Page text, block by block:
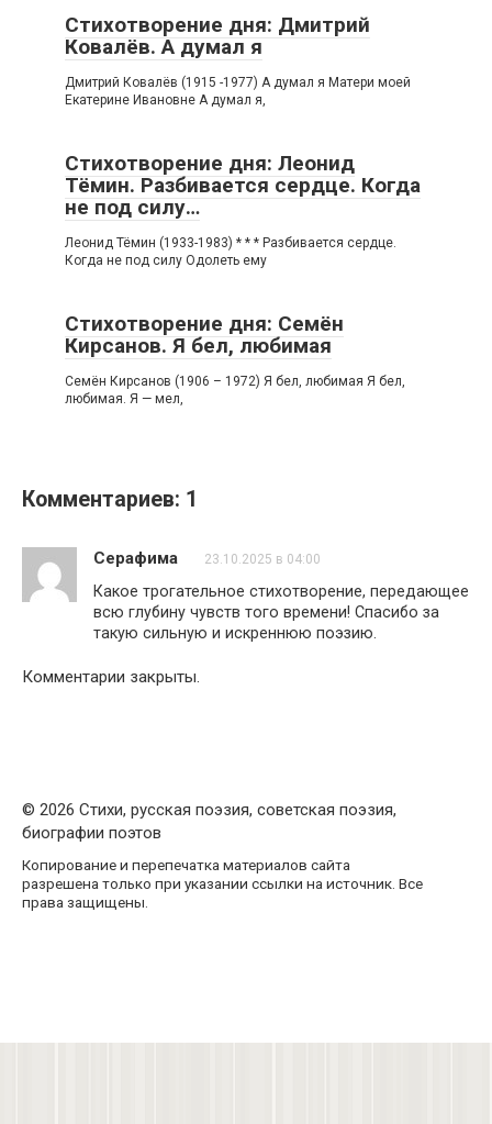
Стихотворение дня: Дмитрий
Ковалёв. А думал я
Дмитрий Ковалёв (1915 -1977) А думал я Матери моей
Екатерине Ивановне А думал я,
Стихотворение дня: Леонид
Тёмин. Разбивается сердце. Когда
не под силу…
Леонид Тёмин (1933-1983) * * * Разбивается сердце.
Когда не под силу Одолеть ему
Стихотворение дня: Семён
Кирсанов. Я бел, любимая
Семён Кирсанов (1906 – 1972) Я бел, любимая Я бел,
любимая. Я — мел,
Комментариев: 1
Серафима 23.10.2025 в 04:00
Какое трогательное стихотворение, передающее
всю глубину чувств того времени! Спасибо за
такую сильную и искреннюю поэзию.
Комментарии закрыты.
© 2026 Стихи, русская поэзия, советская поэзия,
биографии поэтов
Копирование и перепечатка материалов сайта
разрешена только при указании ссылки на источник. Все
права защищены.